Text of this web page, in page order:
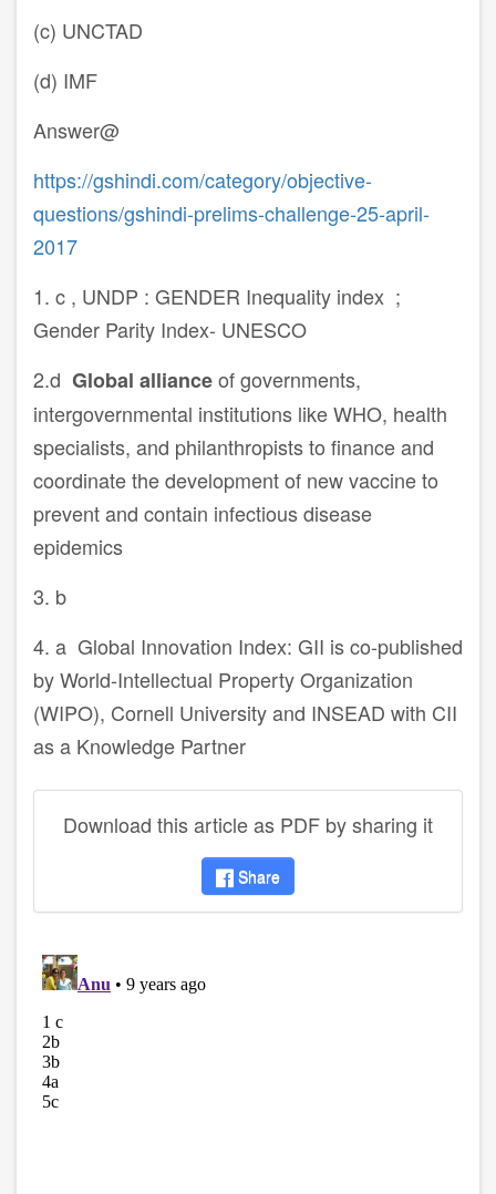
(c) UNCTAD
(d) IMF
Answer@
https://gshindi.com/category/objective-
questions/gshindi-prelims-challenge-25-april-
2017
1. c , UNDP : GENDER Inequality index ;
Gender Parity Index- UNESCO
2.d Global allianceof governments,
intergovernmental institutions like WHO, health
specialists, and philanthropists to finance and
coordinate the development of new vaccine to
prevent and contain infectious disease
epidemics
3. b
4. a Global Innovation Index: GII is co-published
by World-Intellectual Property Organization
(WIPO), Cornell University and INSEAD with CII
as a Knowledge Partner
Download this article as PDF by sharing it
Share